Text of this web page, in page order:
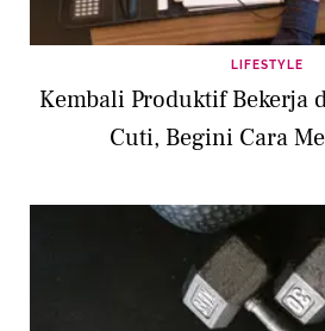
LIFESTYLE
Kembali Produktif Bekerja
Cuti, Begini Cara